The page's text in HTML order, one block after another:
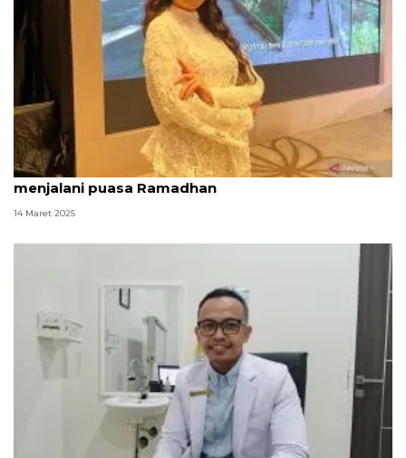
Michelle Ziudith sempatkan olahraga saat
menjalani puasa Ramadhan
14 Maret 2025